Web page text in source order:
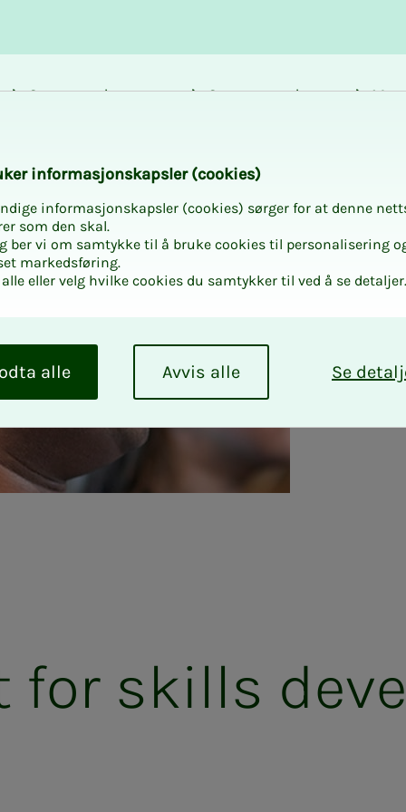
Career and
Courses and
for skills
in­for­masjon­skap­sler (cook­ies)
informasjonskapsler (cookies) sørger for at denne
som den skal.
ber vi om samtykke til å bruke cookies til personalisering
markedsføring.
eller velg hvilke cookies du samtykker til ved å se detaljer.
Se
Avvis alle
alle